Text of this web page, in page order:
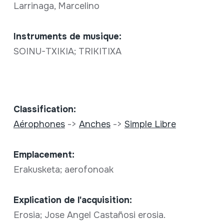
Larrinaga, Marcelino
Instruments de musique:
SOINU-TXIKIA; TRIKITIXA
Classification:
Aérophones-> Anches-> Simple Libre
Emplacement:
Erakusketa; aerofonoak
Explication de l'acquisition:
Erosia; Jose Angel Castañosi erosia.